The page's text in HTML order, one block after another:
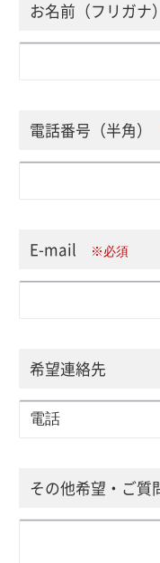
お名前（フリガナ）
電話番号（半角）
E-mail ※必須
希望連絡先
その他希望・ご質